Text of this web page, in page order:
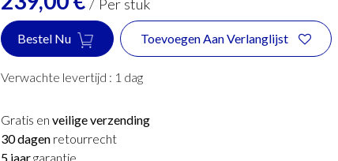
/ Per stuk
Bestel Nu Toevoegen Aan Verlanglijst
Verwachte levertijd : 1 dag
Gratis en veilige verzending
30 dagen retourrecht
5 jaargarantie